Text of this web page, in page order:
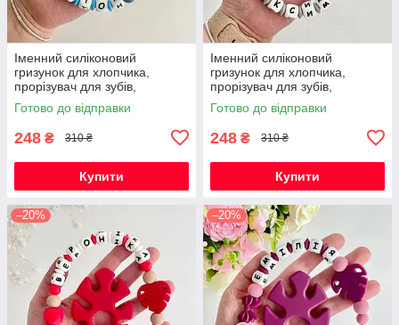
Іменний силіконовий
гризунок для хлопчика,
прорізувач для зубів,
Космонавт (темно-синій)
Готово до відправки
248 ₴ 310 ₴
Купити
Іменний силіконовий
гризунок для хлопчика,
прорізувач для зубів,
Космонавт (світло-сірий)
Готово до відправки
248 ₴ 310 ₴
Купити
–20% –20%